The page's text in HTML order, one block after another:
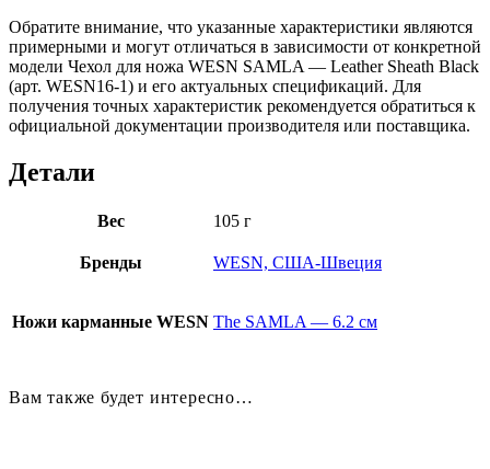
Обратите внимание, что указанные характеристики являются
примерными и могут отличаться в зависимости от конкретной
модели Чехол для ножа WESN SAMLA — Leather Sheath Black
(арт. WESN16-1) и его актуальных спецификаций. Для
получения точных характеристик рекомендуется обратиться к
официальной документации производителя или поставщика.
Детали
Вес 105 г
Бренды WESN, США-Швеция
Ножи карманные WESN The SAMLA — 6.2 см
Вам также будет интересно…